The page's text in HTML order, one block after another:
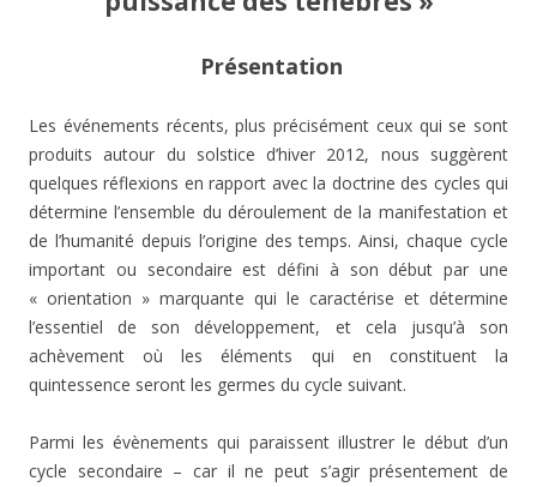
Présentation
Les événements récents, plus précisément ceux qui se sont
produits autour du solstice d’hiver 2012, nous suggèrent
quelques réflexions en rapport avec la doctrine des cycles qui
détermine l’ensemble du déroulement de la manifestation et
de l’humanité depuis l’origine des temps. Ainsi, chaque cycle
important ou secondaire est défini à son début par une
« orientation » marquante qui le caractérise et détermine
l’essentiel de son développement, et cela jusqu’à son
achèvement où les éléments qui en constituent la
quintessence seront les germes du cycle suivant.
Parmi les évènements qui paraissent illustrer le début d’un
cycle secondaire – car il ne peut s’agir présentement de